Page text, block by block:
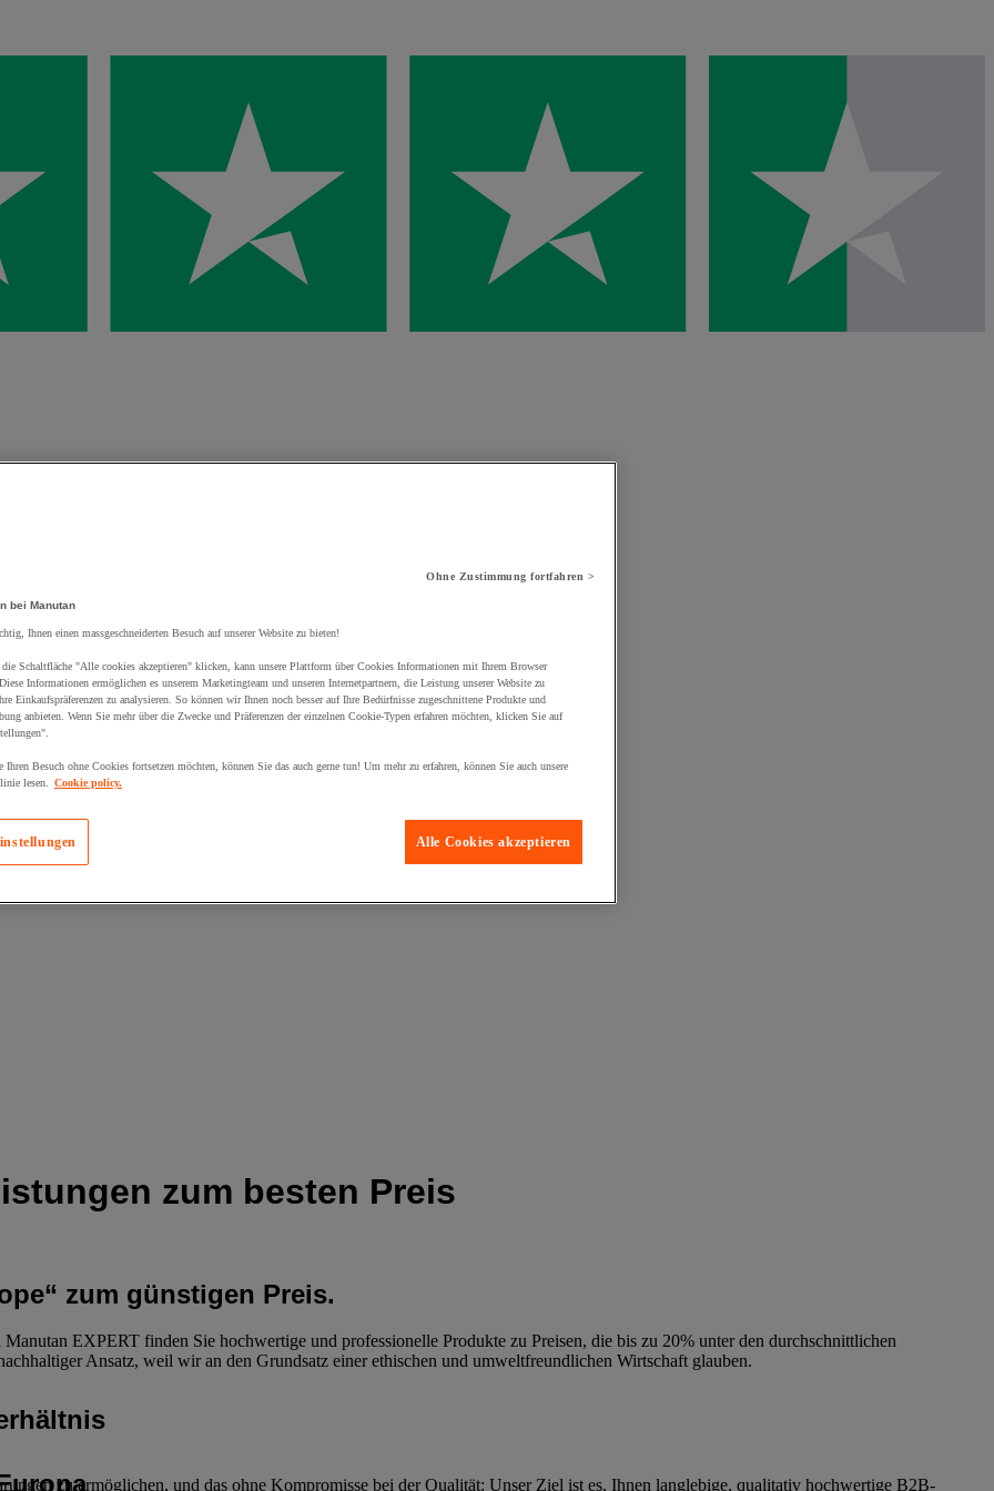
zum Warenkorb hinzugefügt:
zum besten Preis
zum günstigen Preis.
EXPERT finden Sie hochwertige und professionelle Produkte zu Preisen, die bis zu 20% unter den durchschnittlichen
Ansatz, weil wir an den Grundsatz einer ethischen und umweltfreundlichen Wirtschaft glauben.
zu ermöglichen, und das ohne Kompromisse bei der Qualität: Unser Ziel ist es, Ihnen langlebige, qualitativ hochwertige B2B-
Ohne Zustimmung fortfahren >
bei Manutan
Ihnen einen massgeschneiderten Besuch auf unserer Website zu bieten!
die Schaltfläche "Alle cookies akzeptieren" klicken, kann unsere Plattform über Cookies Informationen mit Ihrem Browser
Informationen ermöglichen es unserem Marketingteam und unseren Internetpartnern, die Leistung unserer Website zu
Einkaufspräferenzen zu analysieren. So können wir Ihnen noch besser auf Ihre Bedürfnisse zugeschnittene Produkte und
anbieten. Wenn Sie mehr über die Zwecke und Präferenzen der einzelnen Cookie-Typen erfahren möchten, klicken Sie auf
Ihren Besuch ohne Cookies fortsetzen möchten, können Sie das auch gerne tun! Um mehr zu erfahren, können Sie auch unsere
lesen.
Cookie policy.
Alle Cookies akzeptieren